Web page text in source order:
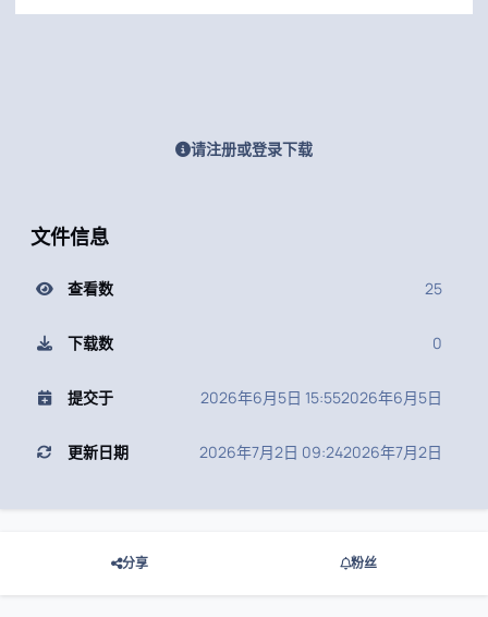
请注册或登录下载
文件信息
查看数 25
下载数 0
提交于 2026年6月5日 15:552026年6月5日
更新日期 2026年7月2日 09:242026年7月2日
分享 粉丝